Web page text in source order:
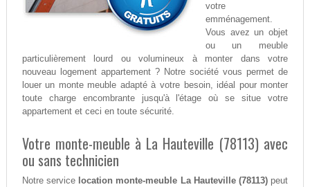
votre
emménagement.
Vous avez un objet
ou un meuble
particulièrement lourd ou volumineux à monter dans votre
nouveau logement appartement ? Notre société vous permet de
louer un monte meuble adapté à votre besoin, idéal pour monter
toute charge encombrante jusqu'à l'étage où se situe votre
appartement et ceci en toute sécurité.
Votre monte-meuble à La Hauteville (78113) avec
ou sans technicien
Notre service location monte-meuble La Hauteville (78113)peut